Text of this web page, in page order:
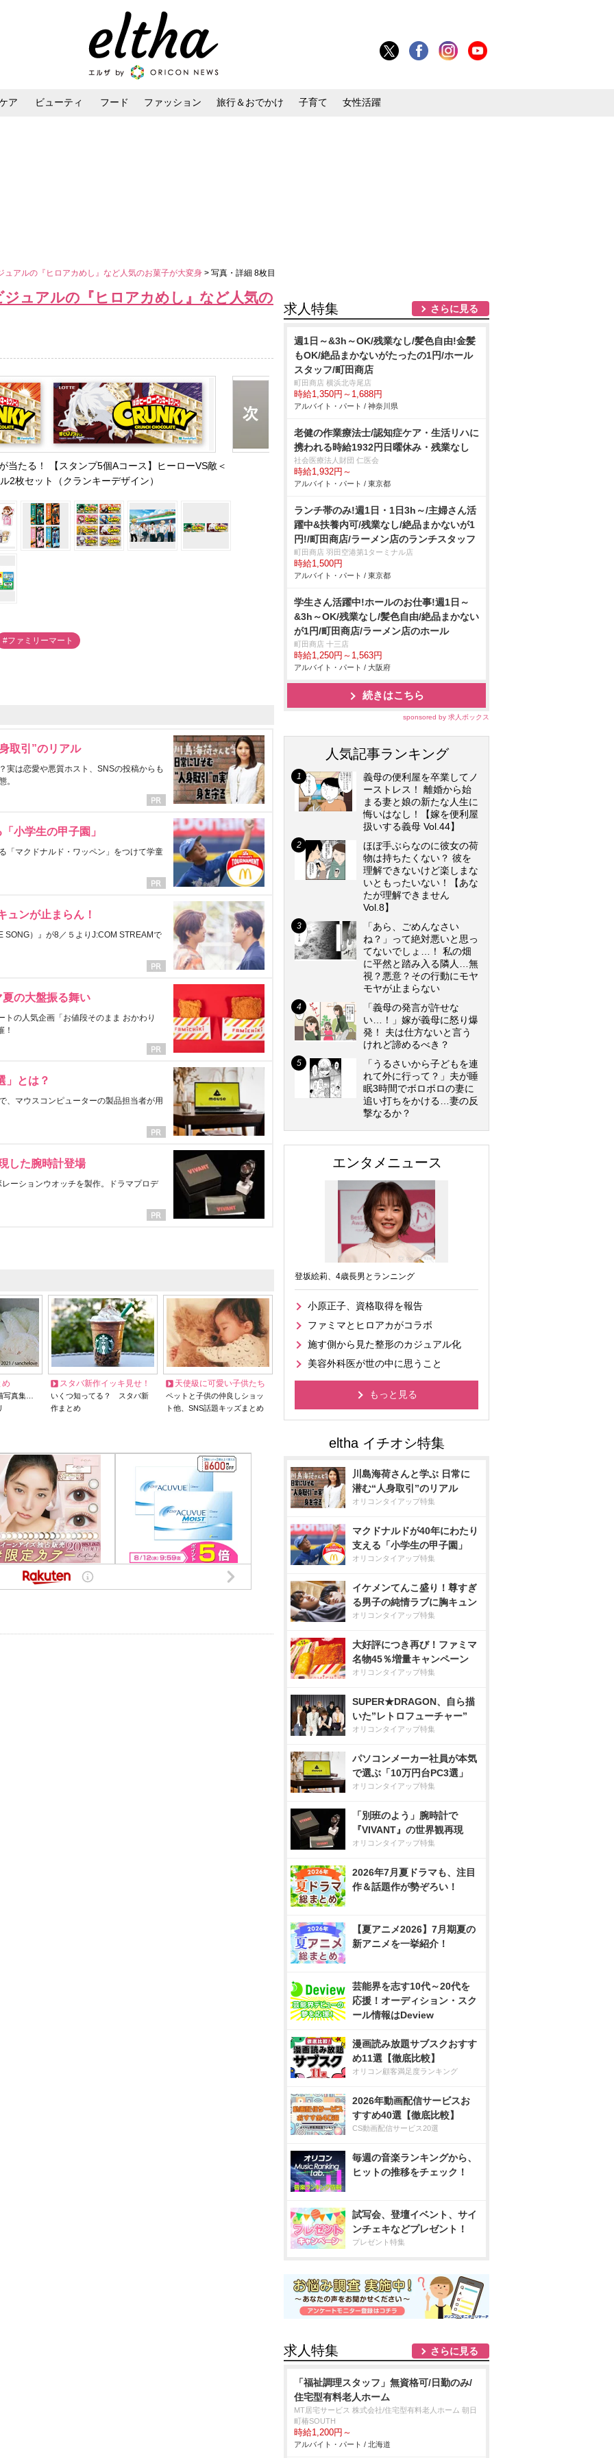
ア ビューティ フード ファッション 旅行＆おでかけ 子育て 女性活躍
ュアルの『ヒロアカめし』など人気のお菓子が大変身 > 写真・詳細 8枚目
ュアルの『ヒロアカめし』など人気の
当たる！ 【スタンプ5個Aコース】ヒーローVS敵＜
2枚セット（クランキーデザイン）
#ファミリーマート
取引”のリアル
実は恋愛や悪質ホスト、SNSの投稿からも
。
小学生の甲子園」
「マクドナルド・ワッペン」をつけて学童
ュンが止まらん！
SONG）』が8／５よりJ:COM STREAMで
の大盤振る舞い
の人気企画「お値段そのまま おかわり
！
」とは？
、マウスコンピューターの製品担当者が用
した腕時計登場
ーションウオッチを製作。ドラマプロデ
め
写真集…
スタバ新作イッキ見せ！
いくつ知ってる？ スタバ新
作まとめ
天使級に可愛い子供たち
ペットと子供の仲良しショッ
ト他、SNS話題キッズまとめ
求人特集 さらに見る
週1日～&3h～OK/残業なし/髪色自由!金髪
もOK/絶品まかないがたったの1円/ホール
スタッフ/町田商店
町田商店 横浜北寺尾店
時給1,350円～1,688円
アルバイト・パート / 神奈川県
老健の作業療法士/認知症ケア・生活リハに
携われる時給1932円日曜休み・残業なし
社会医療法人財団 仁医会
時給1,932円～
アルバイト・パート / 東京都
ランチ帯のみ!週1日・1日3h～/主婦さん活
躍中&扶養内可/残業なし/絶品まかないが1
円!/町田商店/ラーメン店のランチスタッフ
町田商店 羽田空港第1ターミナル店
時給1,500円
アルバイト・パート / 東京都
学生さん活躍中!ホールのお仕事!週1日～
&3h～OK/残業なし/髪色自由/絶品まかない
が1円/町田商店/ラーメン店のホール
町田商店 十三店
時給1,250円～1,563円
アルバイト・パート / 大阪府
続きはこちら
sponsored by 求人ボックス
人気記事ランキング
義母の便利屋を卒業してノ
ーストレス！ 離婚から始
まる妻と娘の新たな人生に
悔いはなし！【嫁を便利屋
扱いする義母 Vol.44】
ほぼ手ぶらなのに彼女の荷
物は持ちたくない？ 彼を
理解できないけど楽しまな
いともったいない！【あな
たが理解できません
Vol.8】
「あら、ごめんなさい
ね？」って絶対悪いと思っ
てないでしょ…！ 私の畑
に平然と踏み入る隣人…無
視？悪意？その行動にモヤ
モヤが止まらない
「義母の発言が許せな
い…！」嫁が義母に怒り爆
発！ 夫は仕方ないと言う
けれど諦めるべき？
「うるさいから子どもを連
れて外に行って？」夫が睡
眠3時間でボロボロの妻に
追い打ちをかける…妻の反
撃なるか？
エンタメニュース
登坂絵莉、4歳長男とランニング
小原正子、資格取得を報告
ファミマとヒロアカがコラボ
施す側から見た整形のカジュアル化
美容外科医が世の中に思うこと
もっと見る
川島海荷さんと学ぶ 日常に
潜む“人身取引”のリアル
オリコンタイアップ特集
マクドナルドが40年にわたり
支える「小学生の甲子園」
オリコンタイアップ特集
イケメンてんこ盛り！尊すぎ
る男子の純情ラブに胸キュン
オリコンタイアップ特集
大好評につき再び！ファミマ
名物45％増量キャンペーン
オリコンタイアップ特集
SUPER★DRAGON、自ら描
いた”レトロフューチャー”
オリコンタイアップ特集
パソコンメーカー社員が本気
で選ぶ「10万円台PC3選」
オリコンタイアップ特集
「別班のよう」腕時計で
『VIVANT』の世界観再現
オリコンタイアップ特集
2026年7月夏ドラマも、注目
作＆話題作が勢ぞろい！
【夏アニメ2026】7月期夏の
新アニメを一挙紹介！
芸能界を志す10代～20代を
応援！オーディション・スク
ール情報はDeview
漫画読み放題サブスクおすす
め11選【徹底比較】
オリコン顧客満足度ランキング
2026年動画配信サービスお
すすめ40選【徹底比較】
CS動画配信サービス20選
毎週の音楽ランキングから、
ヒットの推移をチェック！
試写会、登壇イベント、サイ
ンチェキなどプレゼント！
プレゼント特集
求人特集 さらに見る
「福祉調理スタッフ」無資格可/日勤のみ/
住宅型有料老人ホーム
MT居宅サービス 株式会社/住宅型有料老人ホーム 朝日
町椿SOUTH
時給1,200円～
アルバイト・パート / 北海道